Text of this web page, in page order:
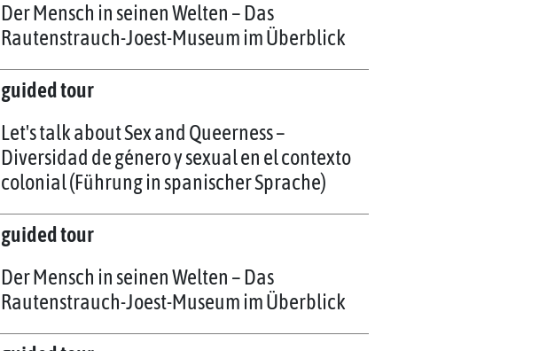
Der Mensch in seinen Welten – Das
Rautenstrauch-Joest-Museum im Überblick
guided tour
Let's talk about Sex and Queerness –
Diversidad de género y sexual en el contexto
colonial (Führung in spanischer Sprache)
guided tour
Der Mensch in seinen Welten – Das
Rautenstrauch-Joest-Museum im Überblick